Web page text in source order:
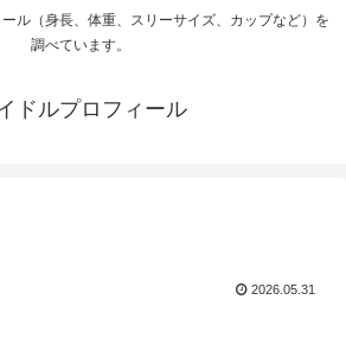
ル（身長、体重、スリーサイズ、カップなど）を
調べています。
ドルプロフィール
2026.05.31